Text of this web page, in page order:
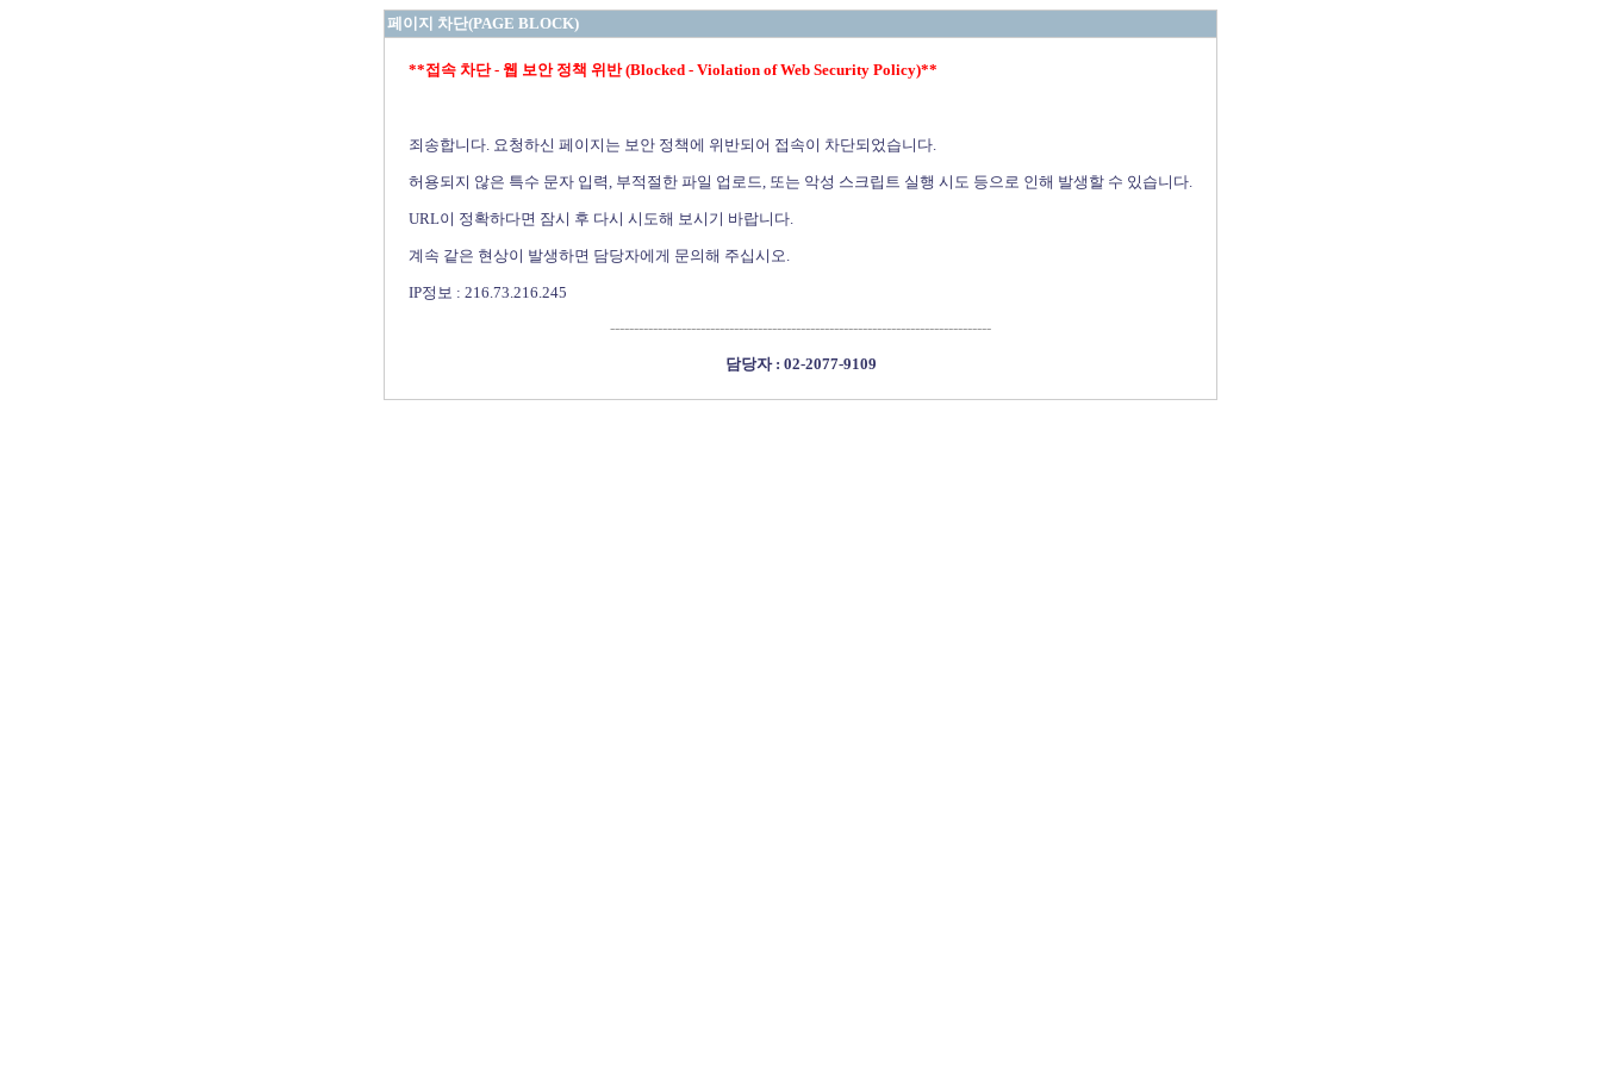
페이지 차단(PAGE BLOCK)
**접속 차단 - 웹 보안 정책 위반 (Blocked - Violation of Web Security Policy)**
죄송합니다. 요청하신 페이지는 보안 정책에 위반되어 접속이 차단되었습니다.
허용되지 않은 특수 문자 입력, 부적절한 파일 업로드, 또는 악성 스크립트 실행 시도 등으로 인해 발생할 수 있습니다.
URL이 정확하다면 잠시 후 다시 시도해 보시기 바랍니다.
계속 같은 현상이 발생하면 담당자에게 문의해 주십시오.
IP정보 : 216.73.216.245
--------------------------------------------------------------------------------
담당자 : 02-2077-9109